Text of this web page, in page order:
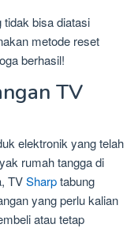
bisa diatasi
metode reset
berhasil!
TV
elektronik yang telah
rumah tangga di
TVSharptabung
yang perlu kalian
atau tetap